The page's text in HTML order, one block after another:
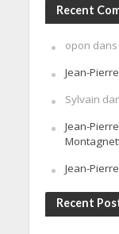
Recent
opon dans
Jean-Pierre
Sylvain
Jean-Pierre
Jean-Pierre
Recent